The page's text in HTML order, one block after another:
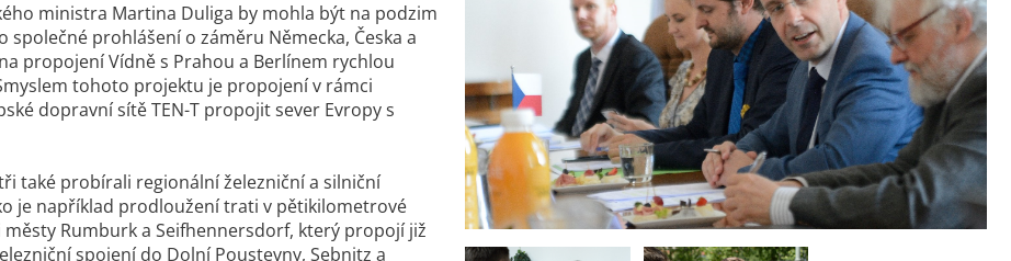
ministra Martina Duliga by mohla být na podzim
společné prohlášení o záměru Německa, Česka a
propojení Vídně s Prahou a Berlínem rychlou
tohoto projektu je propojení v rámci
dopravní sítě TEN-T propojit sever Evropy s
také probírali regionální železniční a silniční
je například prodloužení trati v pětikilometrové
městy Rumburk a Seifhennersdorf, který propojí již
spojení do Dolní Poustevny, Sebnitz a